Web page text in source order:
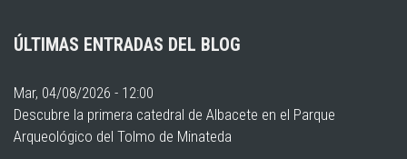
ÚLTIMAS ENTRADAS DEL BLOG
Mar, 04/08/2026 - 12:00
Descubre la primera catedral de Albacete en el Parque
Arqueológico del Tolmo de Minateda